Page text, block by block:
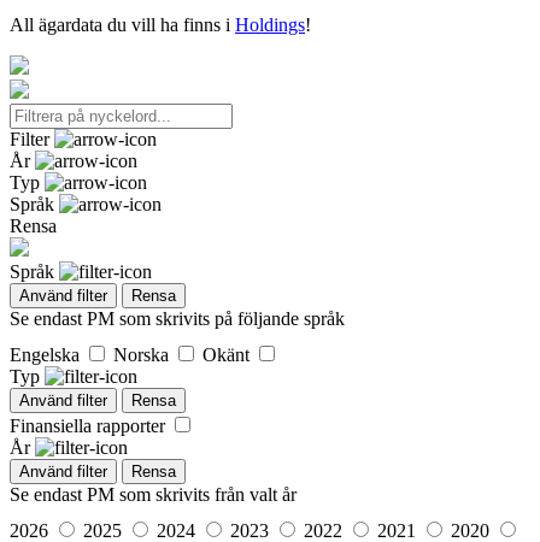
All ägardata du vill ha finns i Holdings!
Filter
År
Typ
Språk
Rensa
Språk
Använd filter Rensa
Se endast PM som skrivits på följande språk
Engelska
Norska
Okänt
Typ
Använd filter Rensa
Finansiella rapporter
År
Använd filter Rensa
Se endast PM som skrivits från valt år
2026
2025 2024 2023 2022 2021
2020